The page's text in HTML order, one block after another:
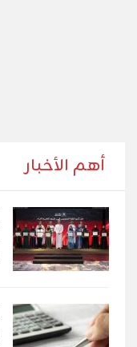
أهم الأخبار